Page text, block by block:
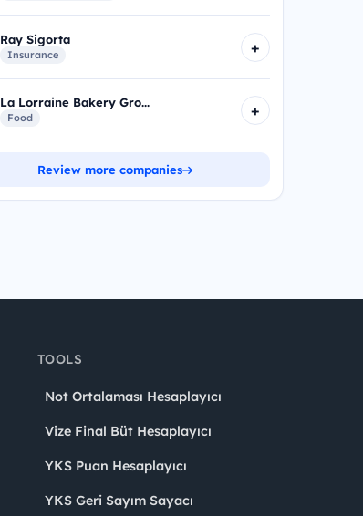
Ray Sigorta
Insurance +
La Lorraine Bakery Gro...
Food +
Review more companies
TOOLS
Not Ortalaması Hesaplayıcı
Vize Final Büt Hesaplayıcı
YKS Puan Hesaplayıcı
YKS Geri Sayım Sayacı